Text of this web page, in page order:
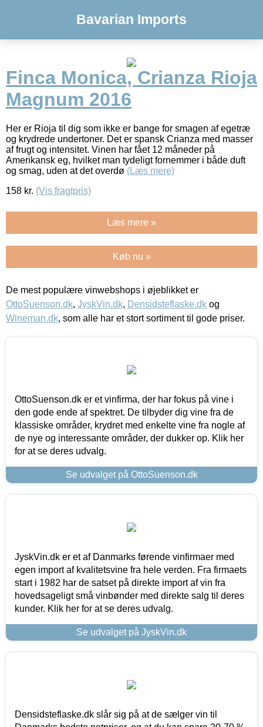
Bavarian Imports
Finca Monica, Crianza Rioja
Magnum 2016
Her er Rioja til dig som ikke er bange for smagen af egetræ
og krydrede undertoner. Det er spansk Crianza med masser
af frugt og intensitet. Vinen har fået 12 måneder på
Amerikansk eg, hvilket man tydeligt fornemmer i både duft
og smag, uden at det overdø (Læs mere)
158 kr. (Vis fragtpris)
Læs mere »
Køb nu »
De mest populære vinwebshops i øjeblikket er
OttoSuenson.dk, JyskVin.dk, Densidsteflaske.dk og
Wineman.dk, som alle har et stort sortiment til gode priser.
OttoSuenson.dk er et vinfirma, der har fokus på vine i
den gode ende af spektret. De tilbyder dig vine fra de
klassiske områder, krydret med enkelte vine fra nogle af
de nye og interessante områder, der dukker op. Klik her
for at se deres udvalg.
Se udvalget på OttoSuenson.dk
JyskVin.dk er et af Danmarks førende vinfirmaer med
egen import af kvalitetsvine fra hele verden. Fra firmaets
start i 1982 har de satset på direkte import af vin fra
hovedsageligt små vinbønder med direkte salg til deres
kunder. Klik her for at se deres udvalg.
Se udvalget på JyskVin.dk
Densidsteflaske.dk slår sig på at de sælger vin til